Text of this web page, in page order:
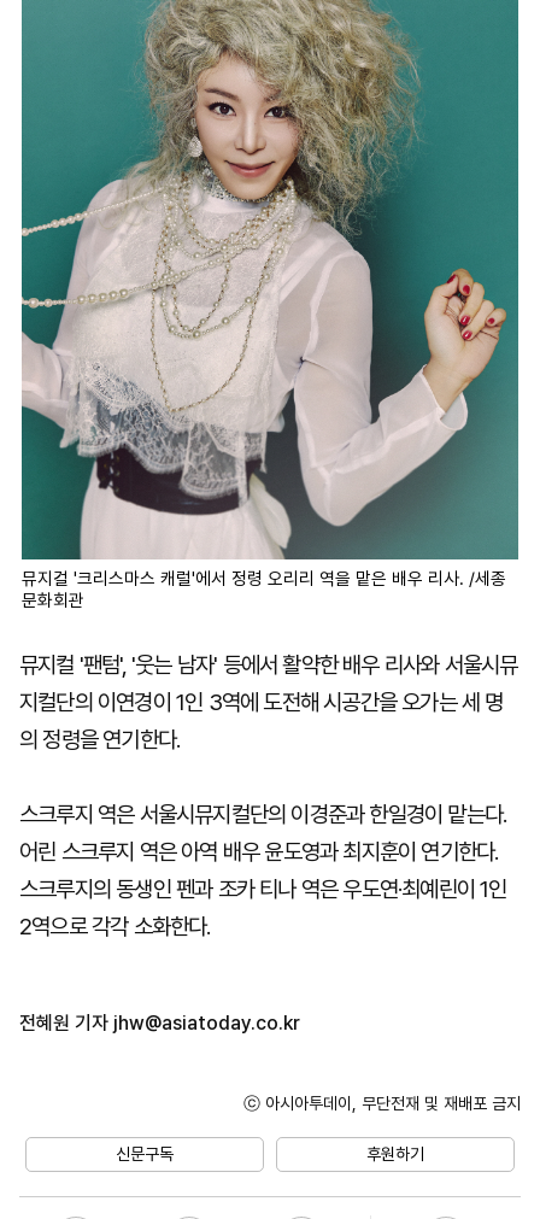
뮤지컬 '크리스마스 캐럴'에서 정령 오리리 역을 맡은 배우 리사. /세종
문화회관
뮤지컬 '팬텀', '웃는 남자' 등에서 활약한 배우 리사와 서울시뮤
지컬단의 이연경이 1인 3역에 도전해 시공간을 오가는 세 명
의 정령을 연기한다.
스크루지 역은 서울시뮤지컬단의 이경준과 한일경이 맡는다.
어린 스크루지 역은 아역 배우 윤도영과 최지훈이 연기한다.
스크루지의 동생인 펜과 조카 티나 역은 우도연·최예린이 1인
2역으로 각각 소화한다.
전혜원 기자 jhw@asiatoday.co.kr
ⓒ 아시아투데이, 무단전재 및 재배포 금지
신문구독 후원하기